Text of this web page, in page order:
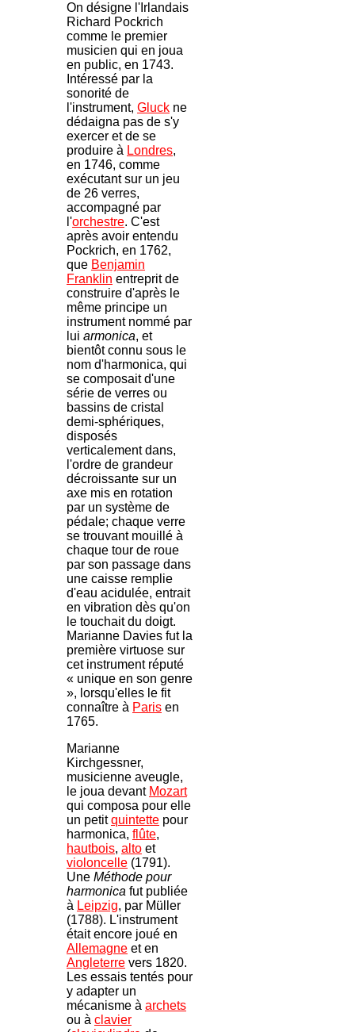
On désigne l'Irlandais
Richard Pockrich
comme le premier
musicien qui en joua
en public, en 1743.
Intéressé par la
sonorité de
l'instrument, Gluck ne
dédaigna pas de s'y
exercer et de se
produire à Londres,
en 1746, comme
exécutant sur un jeu
de 26 verres,
accompagné par
l'orchestre. C'est
après avoir entendu
Pockrich, en 1762,
que Benjamin
Franklin entreprit de
construire d'après le
même principe un
instrument nommé par
lui armonica, et
bientôt connu sous le
nom d'harmonica, qui
se composait d'une
série de verres ou
bassins de cristal
demi-sphériques,
disposés
verticalement dans,
l'ordre de grandeur
décroissante sur un
axe mis en rotation
par un système de
pédale; chaque verre
se trouvant mouillé à
chaque tour de roue
par son passage dans
une caisse remplie
d'eau acidulée, entrait
en vibration dès qu'on
le touchait du doigt.
Marianne Davies fut la
première virtuose sur
cet instrument réputé
« unique en son genre
», lorsqu'elles le fit
connaître à Paris en
1765.
Marianne
Kirchgessner,
musicienne aveugle,
le joua devant Mozart
qui composa pour elle
un petitquintette pour
harmonica, flûte,
hautbois, alto et
violoncelle (1791).
Une Méthode pour
harmonica fut publiée
à Leipzig, par Müller
(1788). L'instrument
était encore joué en
Allemagne et en
Angleterre vers 1820.
Les essais tentés pour
y adapter un
mécanisme à archets
ou à clavier